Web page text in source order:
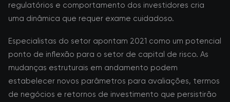
regulatórios e comportamento dos investidores cria
uma dinâmica que requer exame cuidadoso.
Especialistas do setor apontam 2021 como um potencial
ponto de inflexão para o setor de capital de risco. As
mudanças estruturais em andamento podem
estabelecer novos parâmetros para avaliações, termos
de negócios e retornos de investimento que persistirão